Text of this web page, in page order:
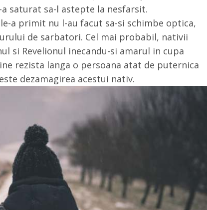
saturat sa-l astepte la nesfarsit.
a primit nu l-au facut sa-si schimbe optica,
de sarbatori. Cel mai probabil, nativii
si Revelionul inecandu-si amarul in cupa
rezista langa o persoana atat de puternica
dezamagirea acestui nativ.